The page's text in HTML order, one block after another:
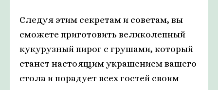
Следуя этим секретам и советам, вы
сможете приготовить великолепный
кукурузный пирог с грушами, который
станет настоящим украшением вашего
стола и порадует всех гостей своим